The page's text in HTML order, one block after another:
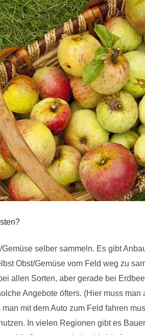
Gemüse selber sammeln. Es gibt
Obst/Gemüse vom Feld weg zu
allen Sorten, aber gerade bei
Angebote öfters. (Hier muss man
mit dem Auto zum Feld fahren
. In vielen Regionen gibt es